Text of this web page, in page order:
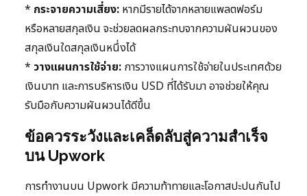
* กระจายความเสี่ยง: หากมีรายได้จากหลายแพลตฟอร์ม
หรือหลายสกุลเงิน จะช่วยลดผลกระทบจากความผันผวนของ
สกุลเงินใดสกุลเงินหนึ่งได้
* วางแผนการใช้จ่าย: การวางแผนการใช้จ่ายในประเทศด้วย
เงินบาท และการบริหารเงิน USD ที่ได้รับมา อาจช่วยให้คุณ
รับมือกับความผันผวนได้ดีขึ้น
ข้อควรระวังและเคล็ดลับสู่ความสำเร็จ
บน Upwork
การทำงานบน Upwork มีความท้าทายและโอกาสปะปนกันไป